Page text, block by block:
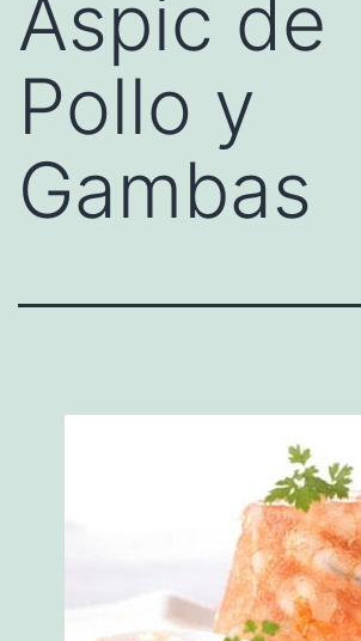
Aspic de
Pollo y
Gambas